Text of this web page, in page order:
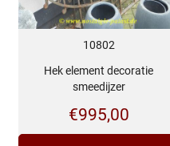
10802
Hek element decoratie
smeedijzer
€995,00